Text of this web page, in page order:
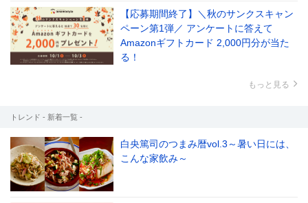
【応募期間終了】＼秋のサンクスキャン
ペーン第1弾／ アンケートに答えて
Amazonギフトカード 2,000円分が当た
る！
もっと見る
トレンド - 新着一覧 -
白央篤司のつまみ暦vol.3～暑い日には、
こんな家飲み～